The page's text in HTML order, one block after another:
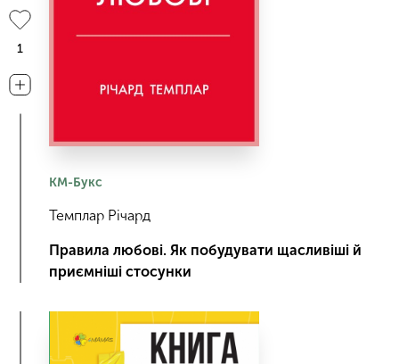
КМ-Букс
Темплар Річард
Правила любові. Як побудувати щасливіші й
приємніші стосунки
1